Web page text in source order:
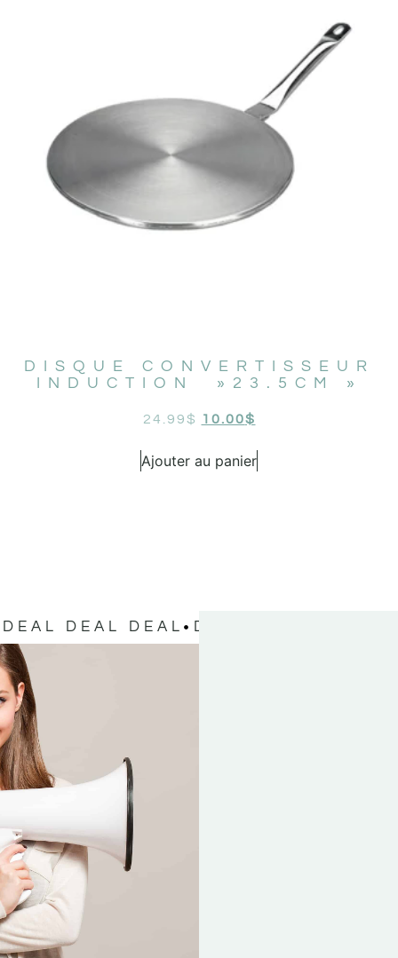
DISQUE CONVERTISSEUR
INDUCTION »23.5CM »
24.99$ 10.00$
Ajouter au panier
DEAL DEAL DEAL DEAL DEAL DEAL